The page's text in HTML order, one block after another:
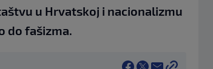
u Hrvatskoj i nacionalizmu
do fašizma.